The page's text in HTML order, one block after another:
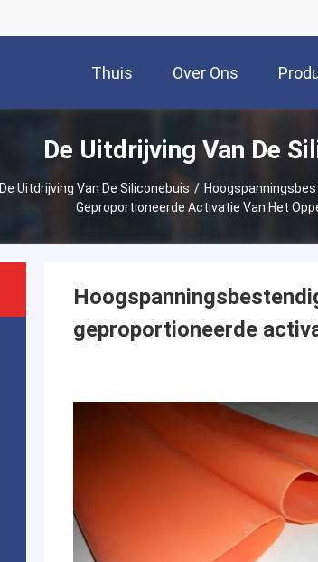
Thuis Over Ons
De Uitdrijving Van De
De Uitdrijving Van De Siliconebuis /
Geproportioneerde Activatie Van Het
geproportioneerde